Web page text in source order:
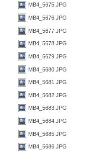
MB4_5675.JPG
MB4_5676.JPG
MB4_5677.JPG
MB4_5678.JPG
MB4_5679.JPG
MB4_5680.JPG
MB4_5681.JPG
MB4_5682.JPG
MB4_5683.JPG
MB4_5684.JPG
MB4_5685.JPG
MB4_5686.JPG